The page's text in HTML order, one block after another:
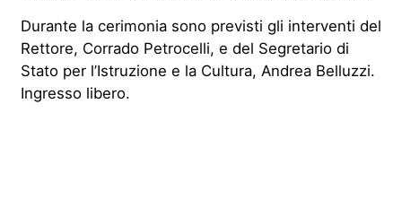
Durante la cerimonia sono previsti gli interventi del
Rettore, Corrado Petrocelli, e del Segretario di
Stato per l’Istruzione e la Cultura, Andrea Belluzzi.
Ingressolibero.